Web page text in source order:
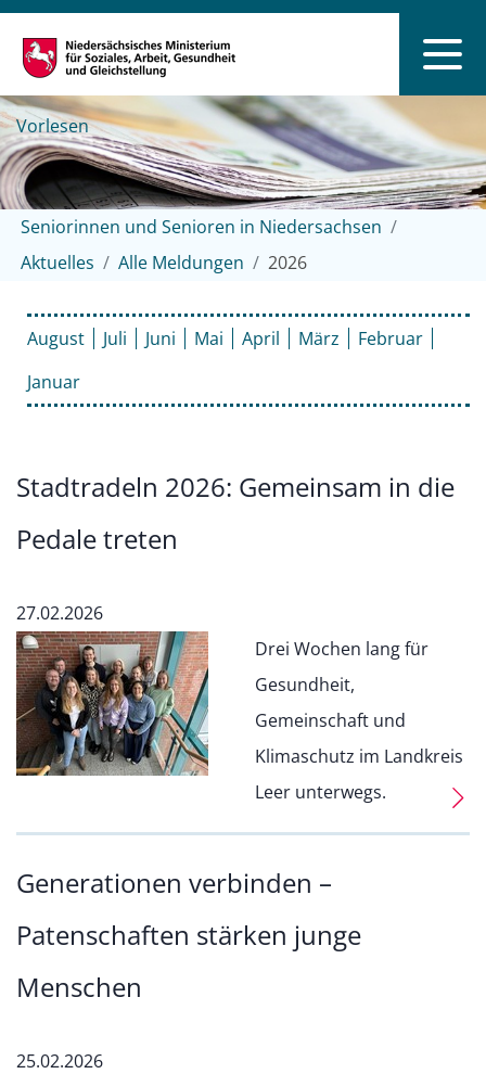
Vorlesen
Seniorinnen und Senioren in Niedersachsen
Aktuelles
Alle Meldungen 2026
August Juli Juni Mai April März
Februar
Januar
Stadtradeln 2026: Gemeinsam in die
Pedale treten
27.02.2026
Drei Wochen lang für
Gesundheit,
Gemeinschaft und
Klimaschutz im Landkreis
Leer unterwegs.
Generationen verbinden –
Patenschaften stärken junge
Menschen
25.02.2026